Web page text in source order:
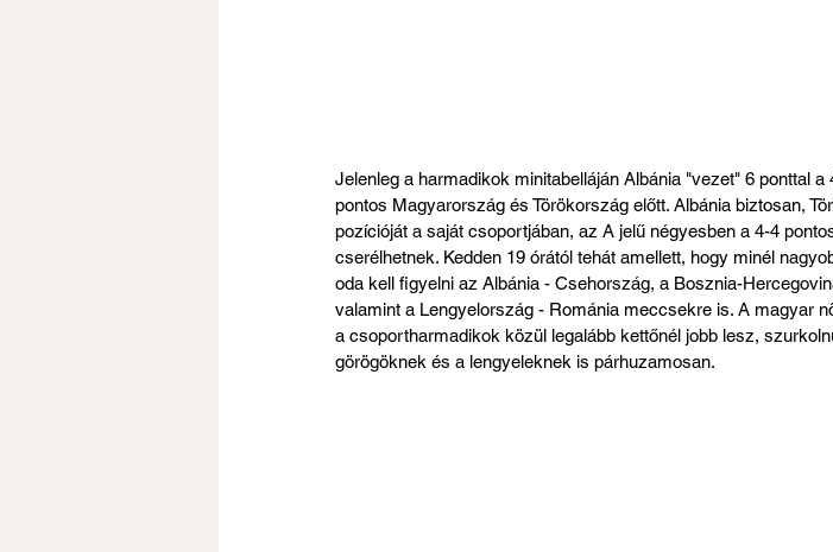
Jelenleg a harmadikok minitabelláján Albánia "vezet" 6 ponttal
pontos Magyarország és Törökország előtt. Albánia biztosan,
pozícióját a saját csoportjában, az A jelű négyesben a 4-4
cserélhetnek. Kedden 19 órától tehát amellett, hogy minél
oda kell figyelni az Albánia - Csehország, a Bosznia-
valamint a Lengyelország - Románia meccsekre is. A magyar
a csoportharmadikok közül legalább kettőnél jobb lesz,
görögöknek és a lengyeleknek is párhuzamosan.